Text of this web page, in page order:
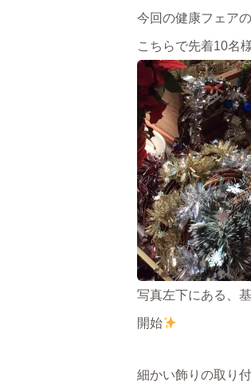
今回の健康フェア
こちらで先着10名
写真左下にある、
開始
細かい飾りの取り